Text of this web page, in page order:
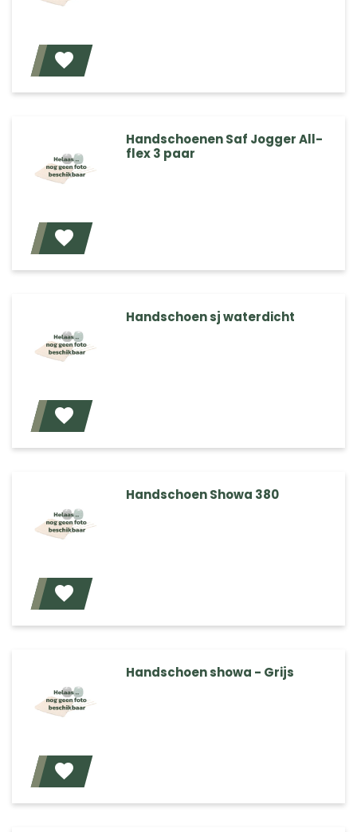
Handschoenen Saf Jogger All-
flex 3 paar
Handschoen sj waterdicht
Handschoen Showa 380
Handschoen showa - Grijs